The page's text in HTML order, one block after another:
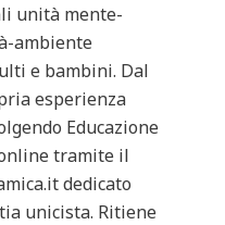
unità mente-
ambiente
e bambini. Dal
esperienza
Educazione
tramite il
dedicato
unicista. Ritiene